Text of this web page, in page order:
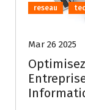
reseau
Mar 26 2025